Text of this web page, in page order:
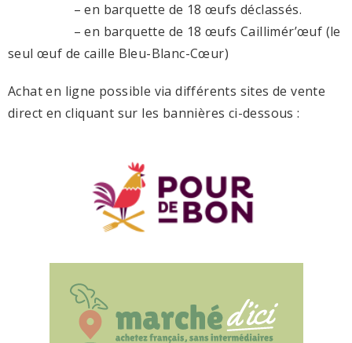
– en barquette de 18 œufs déclassés.
– en barquette de 18 œufs Caillimér’œuf (le
seul œuf de caille Bleu-Blanc-Cœur)
Achat en ligne possible via différents sites de vente
direct en cliquant sur les bannières ci-dessous :